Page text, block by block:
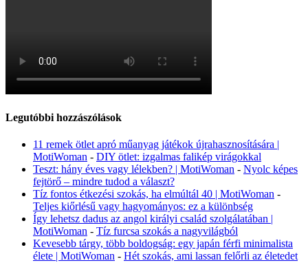
Legutóbbi hozzászólások
11 remek ötlet apró műanyag játékok újrahasznosítására |
MotiWoman - DIY ötlet: izgalmas falikép virágokkal
Teszt: hány éves vagy lélekben? | MotiWoman - Nyolc képes
fejtörő – mindre tudod a választ?
Tíz fontos étkezési szokás, ha elmúltál 40 | MotiWoman -
Teljes kiőrlésű vagy hagyományos: ez a különbség
Így lehetsz dadus az angol királyi család szolgálatában |
MotiWoman - Tíz furcsa szokás a nagyvilágból
Kevesebb tárgy, több boldogság: egy japán férfi minimalista
élete | MotiWoman - Hét szokás, ami lassan felőrli az életedet